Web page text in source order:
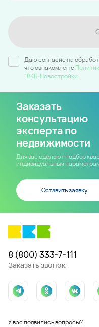
Даю согласие на
что ознакомлен c
"ВКБ-Новостройки
Заказать
консультацию
эксперта по
недвижимости
Для вас сделают подбор
индивидуальным
Оставить заявку
8 (800) 333-7-111
Заказать звонок
У вас появились вопросы?